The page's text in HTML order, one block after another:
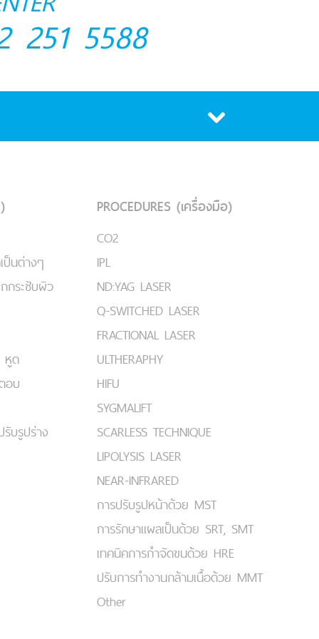
251 5588
นต่างๆ
ระชับผิว
หูด
อบ
บรูปร่าง
PROCEDURES (เครื่องมือ)
CO2
IPL
ND:YAG LASER
Q-SWITCHED LASER
FRACTIONAL LASER
ULTHERAPHY
HIFU
SYGMALIFT
SCARLESS TECHNIQUE
LIPOLYSIS LASER
NEAR-INFRARED
การปรับรูปหน้าด้วย MST
การรักษาแผลเป็นด้วย SRT, SMT
เทคนิคการกำจัดขนด้วย HRE
ปรับการทำงานกล้ามเนื้อด้วย MMT
Other